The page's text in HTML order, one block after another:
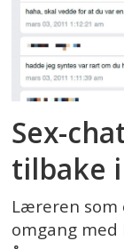
Sex-
tilbake i
Læreren som
omgang med